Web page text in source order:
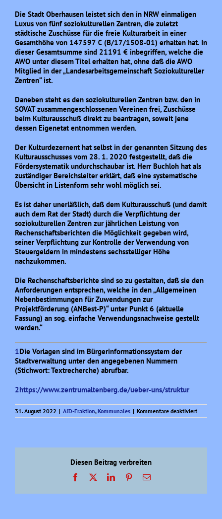
Die Stadt Oberhausen leistet sich den in NRW einmaligen
Luxus von fünf soziokulturellen Zentren, die zuletzt
städtische Zuschüsse für die freie Kulturarbeit in einer
Gesamthöhe von 147597 € (B/17/1508-01) erhalten hat. In
dieser Gesamtsumme sind 21191 € inbegriffen, welche die
AWO unter diesem Titel erhalten hat, ohne daß die AWO
Mitglied in der „Landesarbeitsgemeinschaft Soziokultureller
Zentren“ ist.
Daneben steht es den soziokulturellen Zentren bzw. den in
SOVAT zusammengeschlossenen Vereinen frei, Zuschüsse
beim Kulturausschuß direkt zu beantragen, soweit jene
dessen Eigenetat entnommen werden.
Der Kulturdezernent hat selbst in der genannten Sitzung des
Kulturausschusses vom 28. 1. 2020 festgestellt, daß die
Fördersystematik undurchschaubar ist. Herr Buchloh hat als
zuständiger Bereichsleiter erklärt, daß eine systematische
Übersicht in Listenform sehr wohl möglich sei.
Es ist daher unerläßlich, daß dem Kulturausschuß (und damit
auch dem Rat der Stadt) durch die Verpflichtung der
soziokulturellen Zentren zur jährlichen Leistung von
Rechenschaftsberichten die Möglichkeit gegeben wird,
seiner Verpflichtung zur Kontrolle der Verwendung von
Steuergeldern in mindestens sechsstelliger Höhe
nachzukommen.
Die Rechenschaftsberichte sind so zu gestalten, daß sie den
Anforderungen entsprechen, welche in den „Allgemeinen
Nebenbestimmungen für Zuwendungen zur
Projektförderung (ANBest-P)“ unter Punkt 6 (aktuelle
Fassung) an sog. einfache Verwendungsnachweise gestellt
werden.“
1Die Vorlagen sind im Bürgerinformationssystem der
Stadtverwaltung unter den angegebenen Nummern
(Stichwort: Textrecherche) abrufbar.
2https://www.zentrumaltenberg.de/ueber-uns/struktur
31. August 2022 | AfD-Fraktion,Kommunales | Kommentare deaktiviertfür
Diesen Beitrag verbreiten
Facebook LinkedInPinterest
E-